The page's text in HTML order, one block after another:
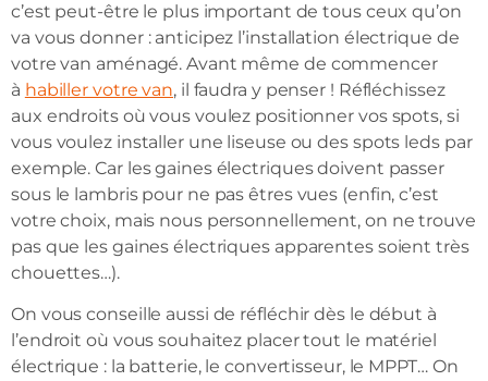
c’est peut-être le plus important de tous ceux qu’on
va vous donner : anticipez l’installation électrique de
votre van aménagé. Avant même de commencer
à habiller votre van, il faudra y penser ! Réfléchissez
aux endroits où vous voulez positionner vos spots, si
vous voulez installer une liseuse ou des spots leds par
exemple. Car les gaines électriques doivent passer
sous le lambris pour ne pas êtres vues (enfin, c’est
votre choix, mais nous personnellement, on ne trouve
pas que les gaines électriques apparentes soient très
chouettes…).
On vous conseille aussi de réfléchir dès le début à
l’endroit où vous souhaitez placer tout le matériel
électrique : la batterie, le convertisseur, le MPPT… On